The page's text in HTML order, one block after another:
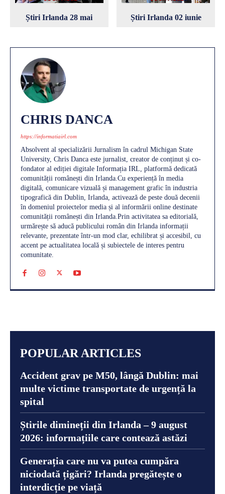
Știri Irlanda 28 mai Știri Irlanda 02 iunie
CHRIS DANCA
https://informatiairl.com
Absolvent al specializării Jurnalism în cadrul Michigan State
University, Chris Danca este jurnalist, creator de conținut și co-
fondator al ediției digitale Informația IRL, platformă dedicată
comunității românești din Irlanda.Cu experiență în media
digitală, comunicare vizuală și management grafic în industria
tipografică din Dublin, Irlanda, activează de peste două decenii
în domeniul proiectelor media și al informării online destinate
comunității românești din Irlanda.Prin activitatea sa editorială,
urmărește să aducă publicului român din Irlanda informații
relevante, prezentate într-un mod clar, echilibrat și accesibil, cu
accent pe actualitatea locală și subiectele de interes pentru
comunitate.
POPULAR ARTICLES
Accident grav pe M50, lângă Dublin: mai
multe victime transportate de urgență la
spital
Știrile dimineții din Irlanda – 9 august
2026: informațiile care contează astăzi
Generația care nu va putea cumpăra
niciodată țigări? Irlanda pregătește o
interdicție pe viață